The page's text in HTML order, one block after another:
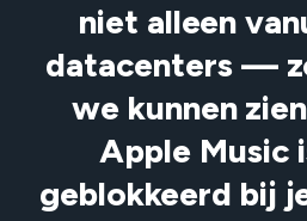
niet alleen
datacenters —
we kunnen
Apple Music
geblokkeerd bij